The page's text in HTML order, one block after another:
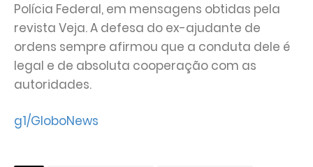
Polícia Federal, em mensagens obtidas pela
revista Veja. A defesa do ex-ajudante de
ordens sempre afirmou que a conduta dele é
legal e de absoluta cooperação com as
autoridades.
g1/GloboNews